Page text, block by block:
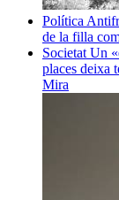
Política
de la filla
Societat Un
places deixa
Mira